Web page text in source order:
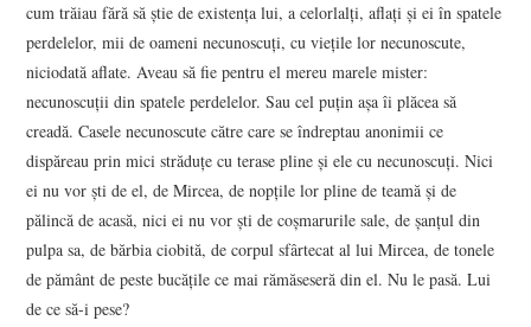
cum trăiau fără să ştie de existenţa lui, a celorlalţi, aflaţi şi ei în spatele
perdelelor, mii de oameni necunoscuţi, cu vieţile lor necunoscute,
niciodată aflate. Aveau să fie pentru el mereu marele mister:
necunoscuţii din spatele perdelelor. Sau cel puţin aşa îi plăcea să
creadă. Casele necunoscute către care se îndreptau anonimii ce
dispăreau prin mici străduţe cu terase pline şi ele cu necunoscuţi. Nici
ei nu vor şti de el, de Mircea, de nopţile lor pline de teamă şi de
pălincă de acasă, nici ei nu vor şti de coşmarurile sale, de şanţul din
pulpa sa, de bărbia ciobită, de corpul sfârtecat al lui Mircea, de tonele
de pământ de peste bucăţile ce mai rămăseseră din el. Nu le pasă. Lui
de ce să-i pese?